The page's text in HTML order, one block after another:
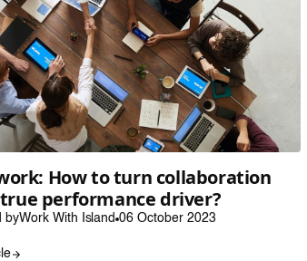
How to turn collaboration
performance driver?
byWork With Island 06 October 2023